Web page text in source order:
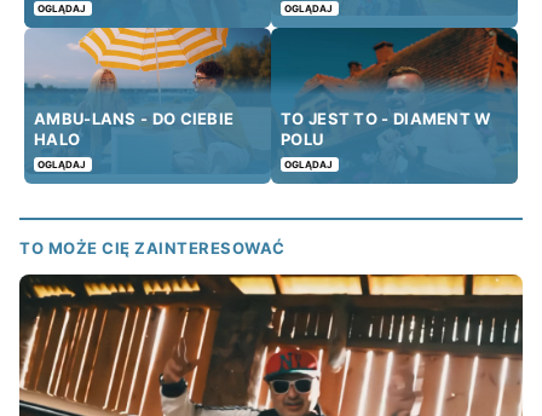
OGLĄDAJ OGLĄDAJ
AMBU-LANS - DO CIEBIE
HALO
OGLĄDAJ
TO JEST TO - DIAMENT W
POLU
OGLĄDAJ
TO MOŻE CIĘ ZAINTERESOWAĆ